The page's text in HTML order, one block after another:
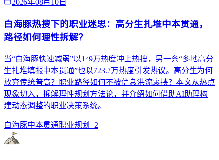
2026年08月10日
白海豚热搜下的职业迷思：高分生扎堆中本贯通，
路径如何理性拆解？
当“白海豚快速减弱”以149万热度冲上热搜，另一条“多地高分
生扎堆填报中本贯通”也以723.7万热度引发热议。高分生为何
放弃传统普高？职业路径如何不被信息洪流裹挟？本文从热点
现象切入，拆解理性规划方法论，并介绍如何借助AI助理构
建动态调整的职业决策系统。
白海豚中本贯通职业规划 +2